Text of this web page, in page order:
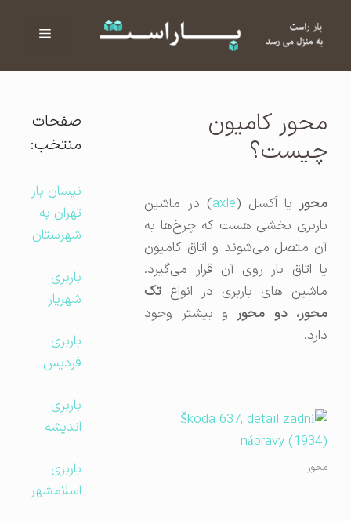
فهرست
محور کامیون
چیست؟
محوریا اَکسل (axle) در ماشین
باربری بخشی هست که چرخ‌ها به
آن متصل می‌شوند و اتاق کامیون
یا اتاق بار روی آن قرار می‌گیرد.
ماشین های باربری در انواعتک
محور،دو محورو بیشتر وجود
صفحات
منتخب:
نیسان بار
تهران به
شهرستان
باربری
شهریار
باربری
فردیس
باربری
اندیشه
باربری
اسلامشهر